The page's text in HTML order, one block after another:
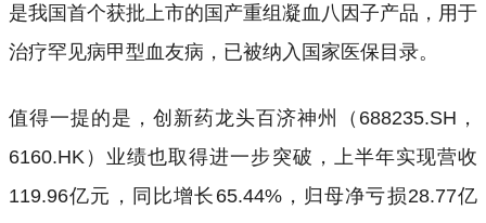
是我国首个获批上市的国产重组凝血八因子产品，用于
治疗罕见病甲型血友病，已被纳入国家医保目录。
值得一提的是，创新药龙头百济神州（688235.SH，
6160.HK）业绩也取得进一步突破，上半年实现营收
119.96亿元，同比增长65.44%，归母净亏损28.77亿